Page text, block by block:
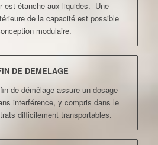
est étanche aux liquides. Une
de la capacité est possible
modulaire.
DE DEMELAGE
de démêlage assure un dosage
interférence, y compris dans le
difficilement transportables.